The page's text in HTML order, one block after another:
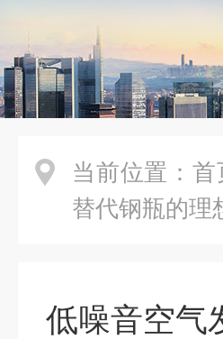
当前位置： 首
替代钢瓶的理
低噪音空气